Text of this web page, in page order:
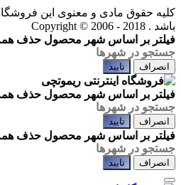
کلیه حقوق مادی و معنوی این
باشد . Copyright © 2006 - 2018
فیلتر بر اساس شهر محصول حذف
انصراف تایید
فیلتر بر اساس شهر محصول حذف
انصراف تایید
فیلتر بر اساس شهر محصول حذف
انصراف تایید